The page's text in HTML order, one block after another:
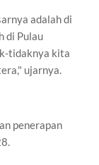
adalah di
di Pulau
tidaknya kita
ujarnya.
penerapan